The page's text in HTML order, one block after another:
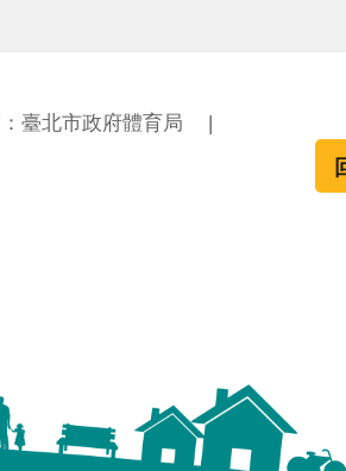
臺北市政府體育局